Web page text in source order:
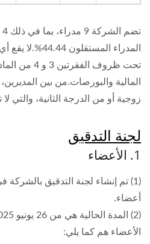
المدراء
زوجية أو من الدرجة الثانية، والتي
لجنة التدقيق
1. الأعضاء
أعضاء.
الأعضاء هم كما يلي: